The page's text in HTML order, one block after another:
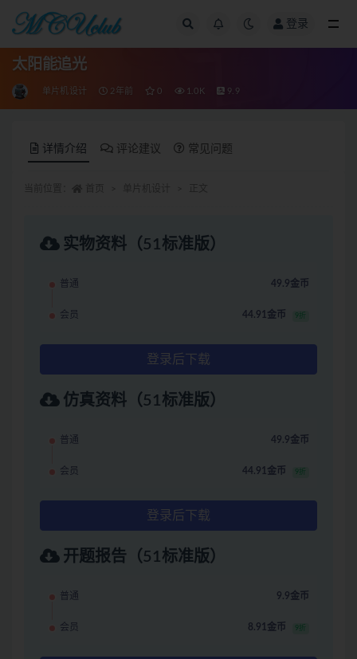
登录
太阳能追光
单片机设计 2年前 0 1.0K 9.9
详情介绍 评论建议 常见问题
实物资料（51标准版）
普通 49.9金币
会员 44.91金币 9折
登录后下载
仿真资料（51标准版）
普通 49.9金币
会员 44.91金币 9折
登录后下载
开题报告（51标准版）
普通 9.9金币
会员 8.91金币 9折